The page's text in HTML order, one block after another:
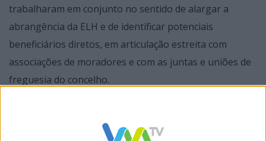
trabalharam em conjunto no sentido de alargar a
abrangência da ELH e de identificar potenciais
beneficiários diretos, em articulação estreita com
associações de moradores e com as juntas e uniões de
freguesia do concelho.